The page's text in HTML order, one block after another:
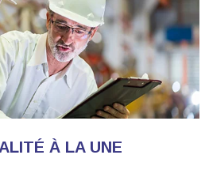
À LA UNE